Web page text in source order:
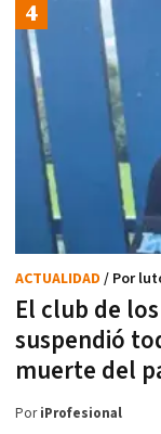
El club de
suspendió
muerte del
ACTUALIDAD / Por
PoriProfesional